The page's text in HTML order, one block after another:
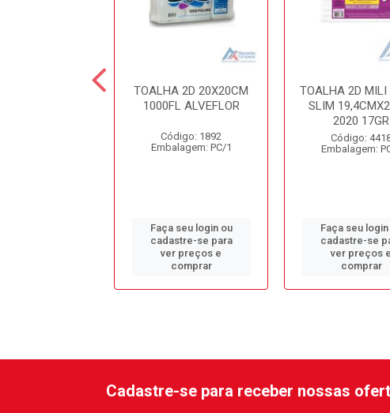
TOALHA 2D 20X20CM
1000FL ALVEFLOR
Código: 1892
Embalagem: PC/1
Faça seu login ou
cadastre-se para
ver preços e
comprar
TOALHA 2D MILI
SLIM
2020 17GR
Código:
Embalagem:
Faça seu
cadastre-se
ver preços e
comprar
Cadastre-se para receber nossas